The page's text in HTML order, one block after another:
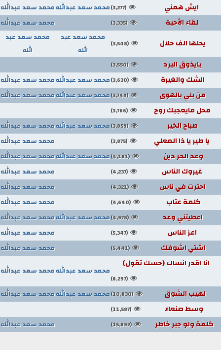
ايش همني (3,277) محمد سعد عبداللهمحمد سعد عبدالله
لقاء الأحبة (3,335) محمد سعد عبدالله
يحلها الف حلال (3,548)
محمد سعد عبد
الله
محمد سعد عبد
الله
بايذوق البرد (3,550)
الشك والغيرة (3,630) محمد سعد عبداللهمحمد سعد عبدالله
من بلي بالهوى (3,749) محمد سعد عبداللهمحمد سعد عبدالله
محل مايعجبك روح (3,766)
صباح الخير (3,859) محمد سعد عبداللهمحمد سعد عبدالله
يا طير يا ذا المعلي (3,875) محمد سعد عبدالله
وعد الحر دين (4,181) محمد سعد عبداللهمحمد سعد عبدالله
غيروك الناس (4,237) محمد سعد عبدالله
احترت في ناس (4,321) محمد سعد عبدالله
كلمة عتاب (4,640) محمد سعد عبدالله
اعطيتني وعد (4,978) محمد سعد عبداللهمحمد سعد عبدالله
اعز الناس (5,347) محمد سعد عبدالله
اشتي اشوفك (5,441) محمد سعد عبدالله
انا اقدر انساك (حسك تقول)
(8,297)
محمد سعد عبداللهمحمد سعد عبدالله
لهيب الشوق (10,830) محمد سعد عبداللهمحمد سعد عبدالله
وسط صنعاء (11,587)
كلمة ولو جبر خاطر (15,892) محمد سعد عبدالله